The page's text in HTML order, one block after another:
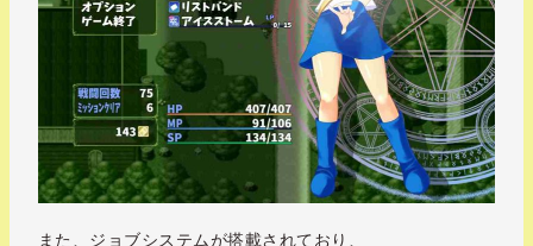
また、ジョブシステムが搭載されており、